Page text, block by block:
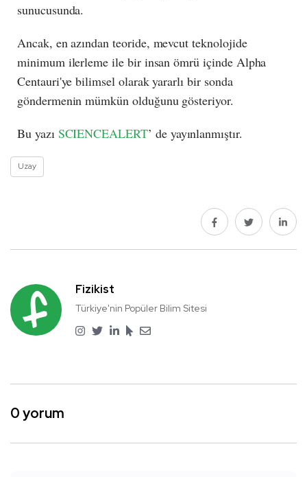
sunucusunda.
Ancak, en azından teoride, mevcut teknolojide
minimum ilerleme ile bir insan ömrü içinde Alpha
Centauri'ye bilimsel olarak yararlı bir sonda
göndermenin mümkün olduğunu gösteriyor.
Bu yazı SCIENCEALERT’ de yayınlanmıştır.
Uzay
Fizikist
Türkiye'nin Popüler Bilim Sitesi
0 yorum